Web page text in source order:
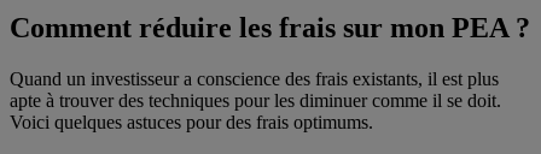
Comment réduire les frais sur mon PEA ?
Quand un investisseur a conscience des frais existants, il est plus
apte à trouver des techniques pour les diminuer comme il se doit.
Voici quelques astuces pour des frais optimums.